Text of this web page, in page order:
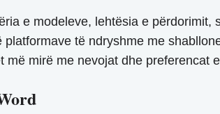
e modeleve, lehtësia e
të ndryshme me
mirë me nevojat dhe preferencat